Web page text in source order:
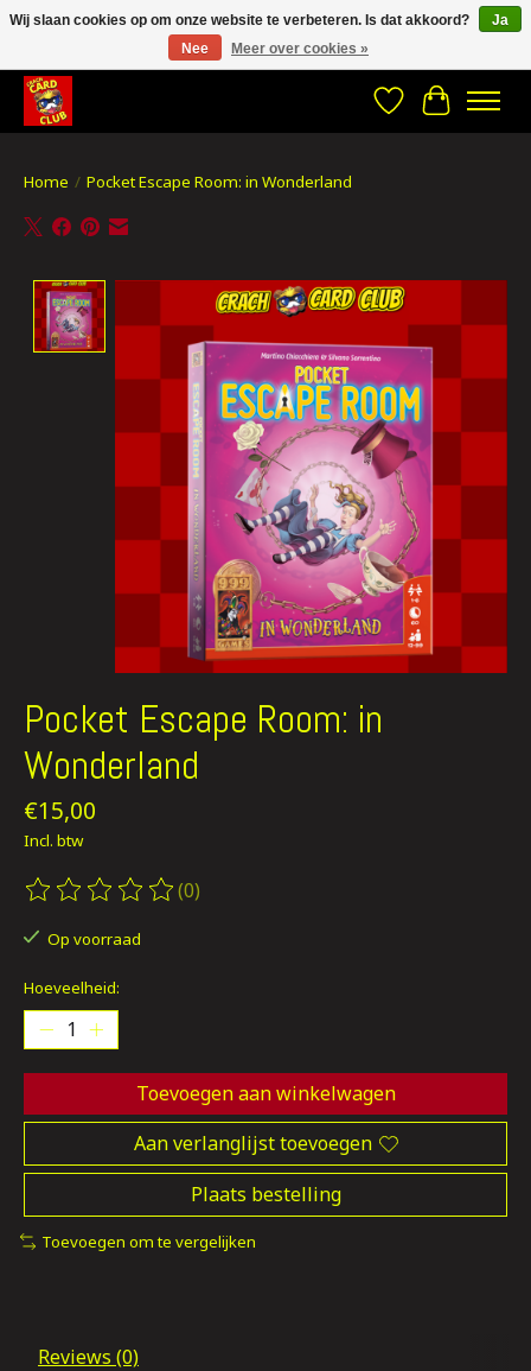
CRACH CARD CLUB , The best place to Geek out!
Verlanglijst
Home / Pocket Escape Room: in Wonderland
Product image slideshow Items
Pocket Escape Room: in
Wonderland
€15,00
Incl. btw
De beoordeling van dit product is
(0)
Op voorraad
Hoeveelheid:
Toevoegen aan winkelwagen
Aan verlanglijst toevoegen
Plaats bestelling
Toevoegen om te vergelijken
Reviews (0)
Wij slaan cookies op om onze website te verbeteren. Is dat akkoord?
Ja
Nee
Meer over cookies »